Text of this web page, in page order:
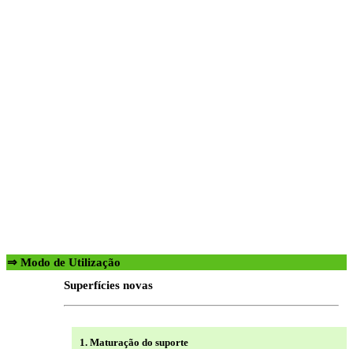
⇒ Modo de Utilização
Superfícies novas
1. Maturação do suporte